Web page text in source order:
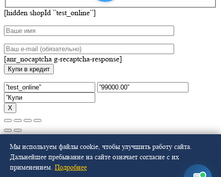
[hidden shopId ”test_online”]
[anr_nocaptcha g-recaptcha-response]
Х
Select at least 2 products
to compare
Смотреть сравнение
Мы используем файлы cookie, чтобы улучшить работу сайта.
Дальнейшее пребывание на сайте означает согласие с их
применением. Подробнее